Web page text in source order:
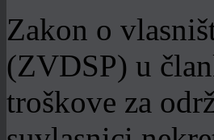
Zakon o
(ZVDSP) u
troškove za